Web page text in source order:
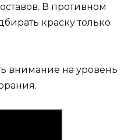
В противном
краску только
внимание на уровень